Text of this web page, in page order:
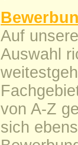
Auf
Auswahl
von A-Z
sich